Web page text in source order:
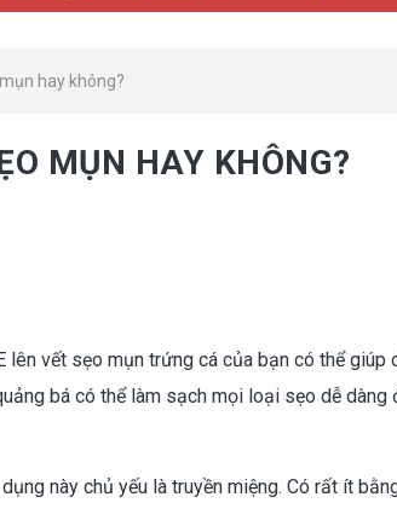
hay không?
MỤN HAY KHÔNG?
lên vết sẹo mụn trứng cá của bạn có thể
bá có thể làm sạch mọi loại sẹo dễ
này chủ yếu là truyền miệng. Có rất ít